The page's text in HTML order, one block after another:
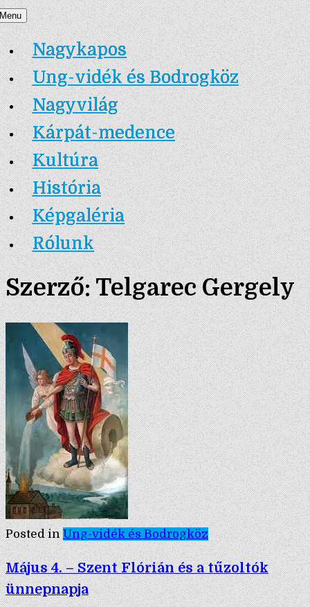
Skip
to
content
Nagykapos.ma
Nagykapos
Ung-vidék és Bodrogköz
Nagyvilág
Kárpát-medence
Kultúra
História
Képgaléria
Rólunk
Szerző:Telgarec Gergely
Posted inUng-vidék és Bodrogköz
Május 4. – Szent Flórián és a tűzoltók
ünnepnapja